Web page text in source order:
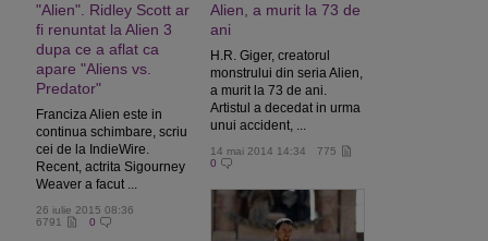
"Alien". Ridley Scott ar
fi renuntat la Alien 3
dupa ce a aflat ca
apare "Aliens vs.
Predator"
Franciza Alien este in
continua schimbare, scriu
cei de la IndieWire.
Recent, actrita Sigourney
Weaver a facut ...
26 iulie 2015 08:36
6791
0
Alien, a murit la 73 de
ani
H.R. Giger, creatorul
monstrului din seria Alien,
a murit la 73 de ani.
Artistul a decedat in urma
unui accident, ...
14 mai 2014 14:34
775
0